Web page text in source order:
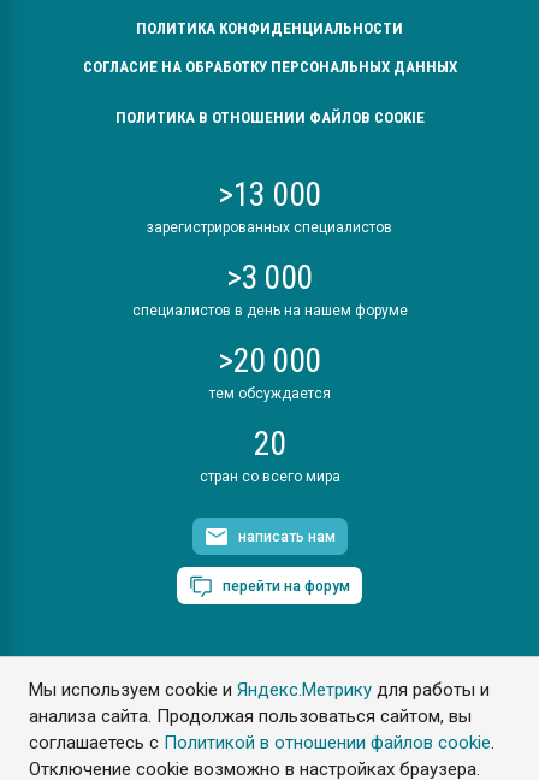
Мы используем cookie иЯндекс.Метрику для работы и
анализа сайта. Продолжая пользоваться сайтом, вы
соглашаетесь с Политикой в отношении файлов cookie.
Отключение cookie возможно в настройках браузера.
ПОЛИТИКА КОНФИДЕНЦИАЛЬНОСТИ
СОГЛАСИЕ НА ОБРАБОТКУ ПЕРСОНАЛЬНЫХ ДАННЫХ
ПОЛИТИКА В ОТНОШЕНИИ ФАЙЛОВ COOKIE
>13 000
зарегистрированных специалистов
>3 000
специалистов в день на нашем форуме
>20 000
тем обсуждается
20
стран со всего мира
написать нам
перейти на форум
ПластЭксперт © 2006. Все права защищены
Разрешается копирование материалов сайта с обязательной
ссылкой на www.e-plastic.ru
Разработка сайта